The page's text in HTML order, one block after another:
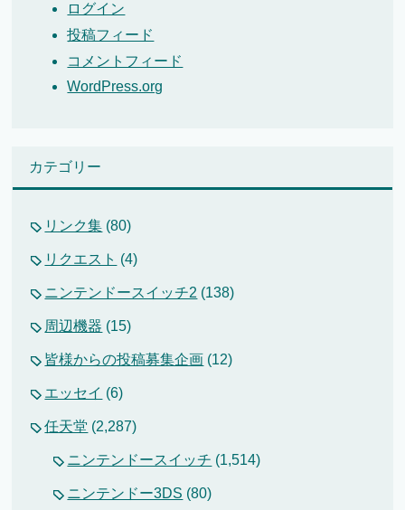
ログイン
投稿フィード
コメントフィード
WordPress.org
カテゴリー
リンク集 (80)
リクエスト (4)
ニンテンドースイッチ2 (138)
周辺機器 (15)
皆様からの投稿募集企画 (12)
エッセイ (6)
任天堂 (2,287)
ニンテンドースイッチ (1,514)
ニンテンドー3DS (80)